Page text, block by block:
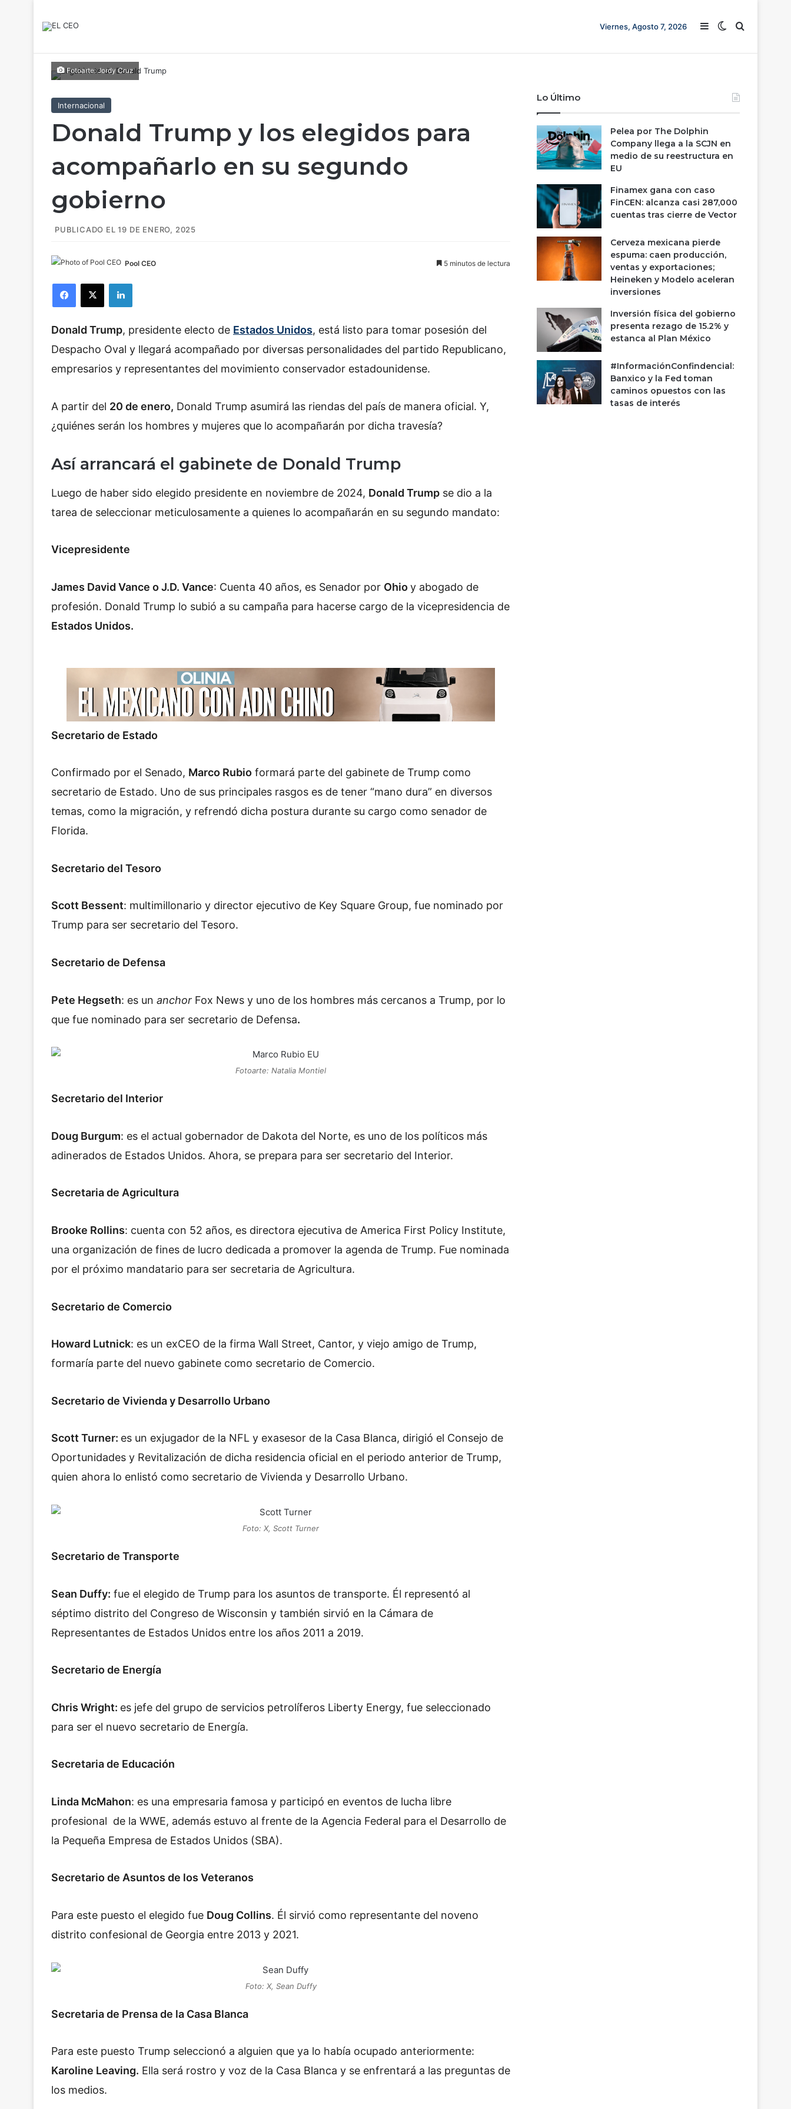
Viernes, Agosto 7, 2026 Barra lateral
Switch skin
Buscar
Fotoarte: Jordy Cruz
Internacional
Donald Trump y los elegidos para
acompañarlo en su segundo
gobierno
PUBLICADO EL 19 DE ENERO, 2025
Pool CEO 5 minutos de lectura
Donald Trump, presidente electo de Estados Unidos, está listo para tomar posesión del
Despacho Oval y llegará acompañado por diversas personalidades del partido Republicano,
empresarios y representantes del movimiento conservador estadounidense.
A partir del 20 de enero, Donald Trump asumirá las riendas del país de manera oficial. Y,
¿quiénes serán los hombres y mujeres que lo acompañarán por dicha travesía?
Así arrancará el gabinete de Donald Trump
Luego de haber sido elegido presidente en noviembre de 2024, Donald Trump se dio a la
tarea de seleccionar meticulosamente a quienes lo acompañarán en su segundo mandato:
Vicepresidente
James David Vance o J.D. Vance: Cuenta 40 años, es Senador por Ohioy abogado de
profesión. Donald Trump lo subió a su campaña para hacerse cargo de la vicepresidencia de
Estados Unidos.
Secretario de Estado
Confirmado por el Senado, Marco Rubio formará parte del gabinete de Trump como
secretario de Estado. Uno de sus principales rasgos es de tener “mano dura” en diversos
temas, como la migración, y refrendó dicha postura durante su cargo como senador de
Florida.
Secretario del Tesoro
Scott Bessent: multimillonario y director ejecutivo de Key Square Group, fue nominado por
Trump para ser secretario del Tesoro.
Secretario de Defensa
Pete Hegseth: es un anchor Fox News y uno de los hombres más cercanos a Trump, por lo
que fue nominado para ser secretario de Defensa.
Fotoarte: Natalia Montiel
Secretario del Interior
Doug Burgum: es el actual gobernador de Dakota del Norte, es uno de los políticos más
adinerados de Estados Unidos. Ahora, se prepara para ser secretario del Interior.
Secretaria de Agricultura
Brooke Rollins: cuenta con 52 años, es directora ejecutiva de America First Policy Institute,
una organización de fines de lucro dedicada a promover la agenda de Trump. Fue nominada
por el próximo mandatario para ser secretaria de Agricultura.
Secretario de Comercio
Howard Lutnick: es un exCEO de la firma Wall Street, Cantor, y viejo amigo de Trump,
formaría parte del nuevo gabinete como secretario de Comercio.
Secretario de Vivienda y Desarrollo Urbano
Scott Turner: es un exjugador de la NFL y exasesor de la Casa Blanca, dirigió el Consejo de
Oportunidades y Revitalización de dicha residencia oficial en el periodo anterior de Trump,
quien ahora lo enlistó como secretario de Vivienda y Desarrollo Urbano.
Foto: X, Scott Turner
Secretario de Transporte
Sean Duffy: fue el elegido de Trump para los asuntos de transporte. Él representó al
séptimo distrito del Congreso de Wisconsin y también sirvió en la Cámara de
Representantes de Estados Unidos entre los años 2011 a 2019.
Secretario de Energía
Chris Wright: es jefe del grupo de servicios petrolíferos Liberty Energy, fue seleccionado
para ser el nuevo secretario de Energía.
Secretaria de Educación
Linda McMahon: es una empresaria famosa y participó en eventos de lucha libre
profesional de la WWE, además estuvo al frente de la Agencia Federal para el Desarrollo de
la Pequeña Empresa de Estados Unidos (SBA).
Secretario de Asuntos de los Veteranos
Para este puesto el elegido fue Doug Collins. Él sirvió como representante del noveno
distrito confesional de Georgia entre 2013 y 2021.
Foto: X, Sean Duffy
Secretaria de Prensa de la Casa Blanca
Para este puesto Trump seleccionó a alguien que ya lo había ocupado anteriormente:
Karoline Leaving. Ella será rostro y voz de la Casa Blanca y se enfrentará a las preguntas de
los medios.
Lo Último
Pelea por The Dolphin
Company llega a la SCJN en
medio de su reestructura en
EU
Finamex gana con caso
FinCEN: alcanza casi 287,000
cuentas tras cierre de Vector
Cerveza mexicana pierde
espuma: caen producción,
ventas y exportaciones;
Heineken y Modelo aceleran
inversiones
Inversión física del gobierno
presenta rezago de 15.2% y
estanca al Plan México
#InformaciónConfindencial:
Banxico y la Fed toman
caminos opuestos con las
tasas de interés